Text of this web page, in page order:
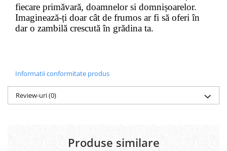
fiecare primăvară, doamnelor si domnișoarelor.
Imaginează-ți doar cât de frumos ar fi să oferi în
dar o zambilă crescută în grădina ta.
Informatii conformitate produs
Review-uri(0)
Produse similare